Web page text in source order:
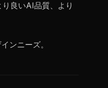
り良いAI品質、より
ンニーズ。